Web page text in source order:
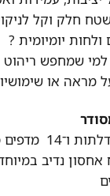
חלק וקל
יומיומית ?
למי שמחפש ריהוט
מראה או
הארון כולל 4 דלתות
נדיב במיוחד: